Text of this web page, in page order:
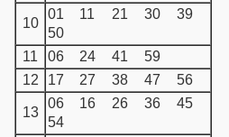
10
01 11 21 30
39
50
11
06 24 41
59
12
17 27 38 47 56
13
06 16 26 36
45
54